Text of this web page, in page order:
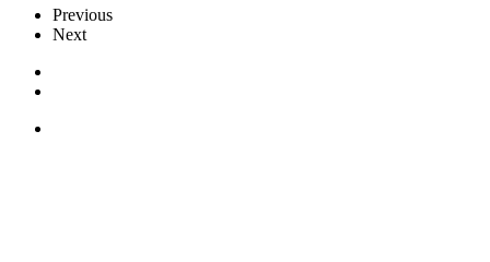
Previous
Next